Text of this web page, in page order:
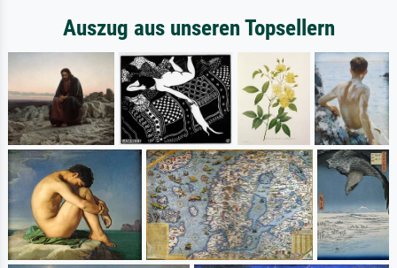
Auszug aus unseren Topsellern